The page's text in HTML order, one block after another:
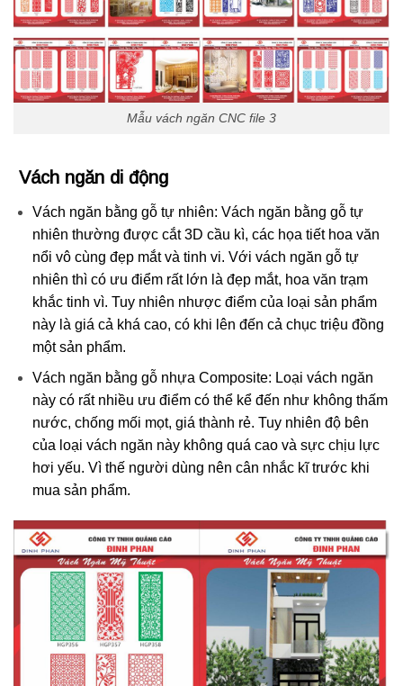
Mẫu vách ngăn CNC file 3
Vách ngăn di động
Vách ngăn bằng gỗ tự nhiên: Vách ngăn bằng gỗ tự
nhiên thường được cắt 3D cầu kì, các họa tiết hoa văn
nổi vô cùng đẹp mắt và tinh vi. Với vách ngăn gỗ tự
nhiên thì có ưu điểm rất lớn là đẹp mắt, hoa văn trạm
khắc tinh vì. Tuy nhiên nhược điểm của loại sản phẩm
này là giá cả khá cao, có khi lên đến cả chục triệu đồng
một sản phẩm.
Vách ngăn bằng gỗ nhựa Composite: Loại vách ngăn
này có rất nhiều ưu điểm có thể kể đến như không thấm
nước, chống mối mọt, giá thành rẻ. Tuy nhiên độ bên
của loại vách ngăn này không quá cao và sực chịu lực
hơi yếu. Vì thế người dùng nên cân nhắc kĩ trước khi
mua sản phẩm.